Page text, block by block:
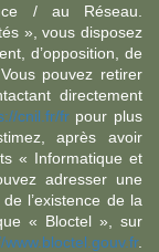
/ au Réseau.
», vous disposez
d’opposition, de
pouvez retirer
directement
cnil.fr/frpour plus
après avoir
« Informatique et
adresser une
l’existence de la
« Bloctel », sur
www.bloctel.gouv.fr.